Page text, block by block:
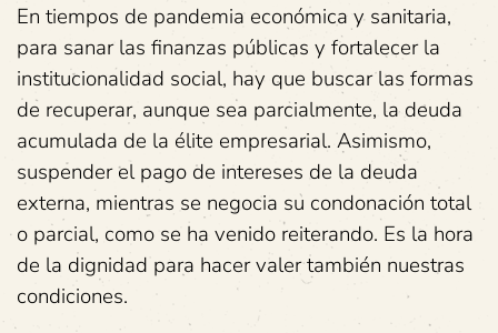
En tiempos de pandemia económica y sanitaria,
para sanar las finanzas públicas y fortalecer la
institucionalidad social, hay que buscar las formas
de recuperar, aunque sea parcialmente, la deuda
acumulada de la élite empresarial. Asimismo,
suspender el pago de intereses de la deuda
externa, mientras se negocia su condonación total
o parcial, como se ha venido reiterando. Es la hora
de la dignidad para hacer valer también nuestras
condiciones.